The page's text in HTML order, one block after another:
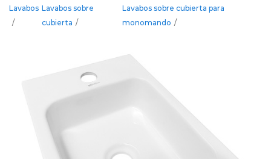
Lavabos
/
Lavabos sobre
cubierta /
Lavabos sobre cubierta para
monomando /